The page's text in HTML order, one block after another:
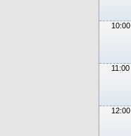
10:00
11:00
12:00